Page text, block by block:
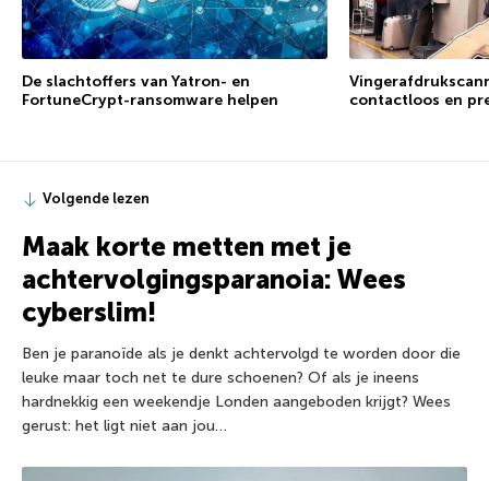
De slachtoffers van Yatron- en
FortuneCrypt-ransomware helpen
contactloos en
Volgende lezen
Maak korte metten met je
achtervolgingsparanoia: Wees
cyberslim!
Ben je paranoïde als je denkt achtervolgd te worden door die
leuke maar toch net te dure schoenen? Of als je ineens
hardnekkig een weekendje Londen aangeboden krijgt? Wees
gerust: het ligt niet aan jou…